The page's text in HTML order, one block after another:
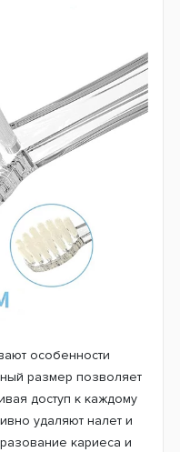
особенности
размер позволяет
доступ к каждому
удаляют налет и
кариеса и